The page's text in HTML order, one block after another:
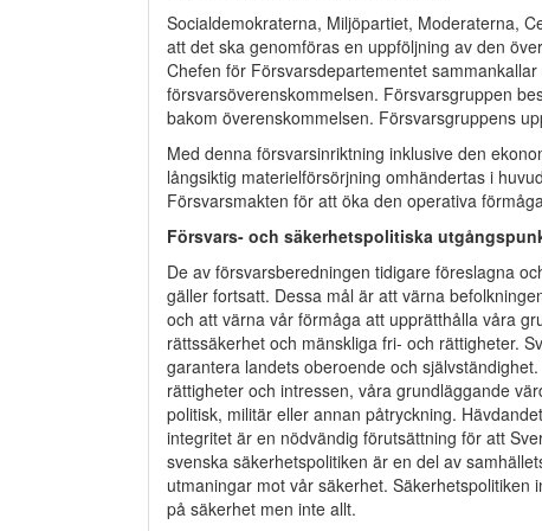
Socialdemokraterna, Miljöpartiet, Moderaterna,
att det ska genomföras en uppföljning av den
Chefen för Försvarsdepartementet
försvarsöverenskommelsen. Försvarsgruppen
bakom överenskommelsen. Försvarsgruppens
Med denna försvarsinriktning inklusive den
långsiktig materielförsörjning omhändertas i
Försvarsmakten för att öka den operativa
Försvars- och säkerhetspolitiska
De av försvarsberedningen tidigare föreslagna
gäller fortsatt. Dessa mål är att värna
och att värna vår förmåga att upprätthålla våra
rättssäkerhet och mänskliga fri- och rättigheter.
garantera landets oberoende och
rättigheter och intressen, våra grundläggande
politisk, militär eller annan påtryckning.
integritet är en nödvändig förutsättning för att
svenska säkerhetspolitiken är en del av
utmaningar mot vår säkerhet.
på säkerhet men inte allt.